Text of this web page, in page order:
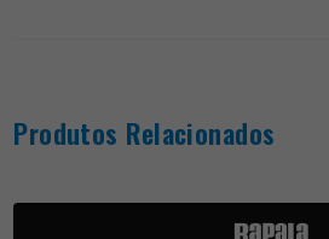
Produtos Relacionados